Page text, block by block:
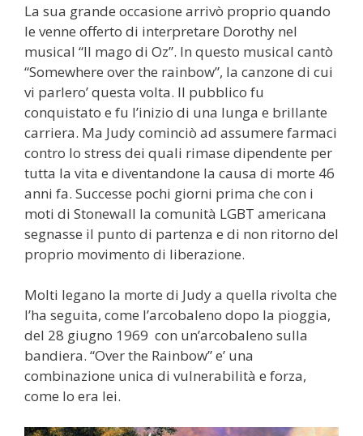
La sua grande occasione arrivò proprio quando
le venne offerto di interpretare Dorothy nel
musical “Il mago di Oz”. In questo musical cantò
“Somewhere over the rainbow”, la canzone di cui
vi parlero’ questa volta. Il pubblico fu
conquistato e fu l’inizio di una lunga e brillante
carriera. Ma Judy cominciò ad assumere farmaci
contro lo stress dei quali rimase dipendente per
tutta la vita e diventandone la causa di morte 46
anni fa. Successe pochi giorni prima che con i
moti di Stonewall la comunità LGBT americana
segnasse il punto di partenza e di non ritorno del
proprio movimento di liberazione.
Molti legano la morte di Judy a quella rivolta che
l’ha seguita, come l’arcobaleno dopo la pioggia,
del 28 giugno 1969 con un’arcobaleno sulla
bandiera. “Over the Rainbow” e’ una
combinazione unica di vulnerabilità e forza,
come lo era lei.